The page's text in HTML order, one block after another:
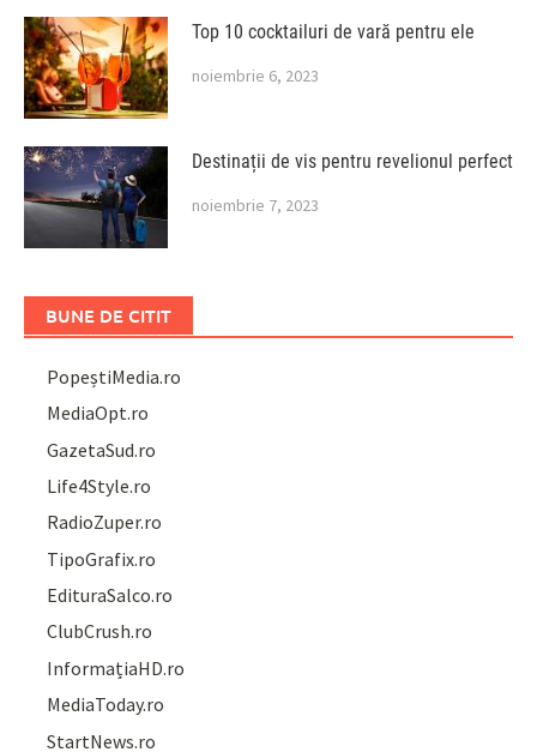
Top 10 cocktailuri de vară pentru ele
noiembrie 6, 2023
Destinații de vis pentru revelionul perfect
noiembrie 7, 2023
BUNE DE CITIT
PopeștiMedia.ro
MediaOpt.ro
GazetaSud.ro
Life4Style.ro
RadioZuper.ro
TipoGrafix.ro
EdituraSalco.ro
ClubCrush.ro
InformațiaHD.ro
MediaToday.ro
StartNews.ro